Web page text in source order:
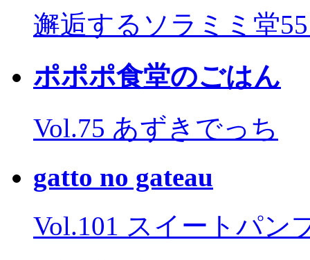
邂逅するソラミミ堂
ポポポ食堂のごはん
Vol.75 あずきでっち
gatto no gateau
Vol.101 スイートパン